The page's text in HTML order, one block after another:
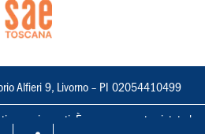
Alfieri 9, Livorno – PI 02054410499
riservati. È espressamente vietata la